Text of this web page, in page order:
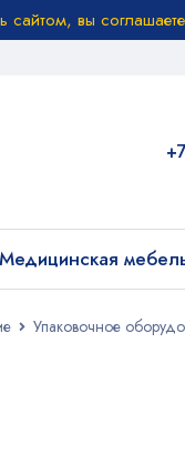
сайтом, вы
Медицинская
Упаковочное